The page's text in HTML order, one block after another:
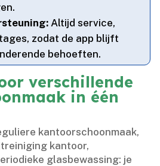
Altijd service,
zodat de app blijft
behoeften.​
verschillende
in één
kantoorschoonmaak,
kantoor,
glasbewassing: je